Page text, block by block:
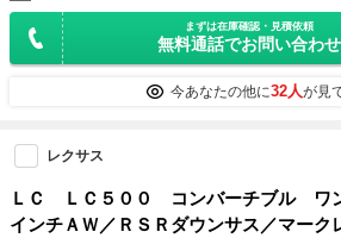
まずは在庫確認・見積依頼
無料通話でお問い合わせ
今あなたの他に32人が見
レクサス
ＬＣ ＬＣ５００ コンバーチブル ワ
インチＡＷ／ＲＳＲダウンサス／マーク